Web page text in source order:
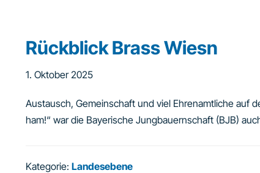
Rückblick Brass Wiesn
1. Oktober 2025
Austausch, Gemeinschaft und viel Ehrenamtliche auf
ham!“ war die Bayerische Jungbauernschaft (BJB)
Kategorie: Landesebene